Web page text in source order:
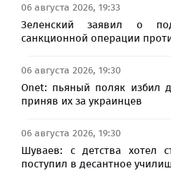
06 августа 2026, 19:33
Зеленский заявил о
санкционной операции
06 августа 2026, 19:30
Onet: пьяный поляк избил
приняв их за украинцев
06 августа 2026, 19:30
Шуваев: с детства хотел
поступил в десантное